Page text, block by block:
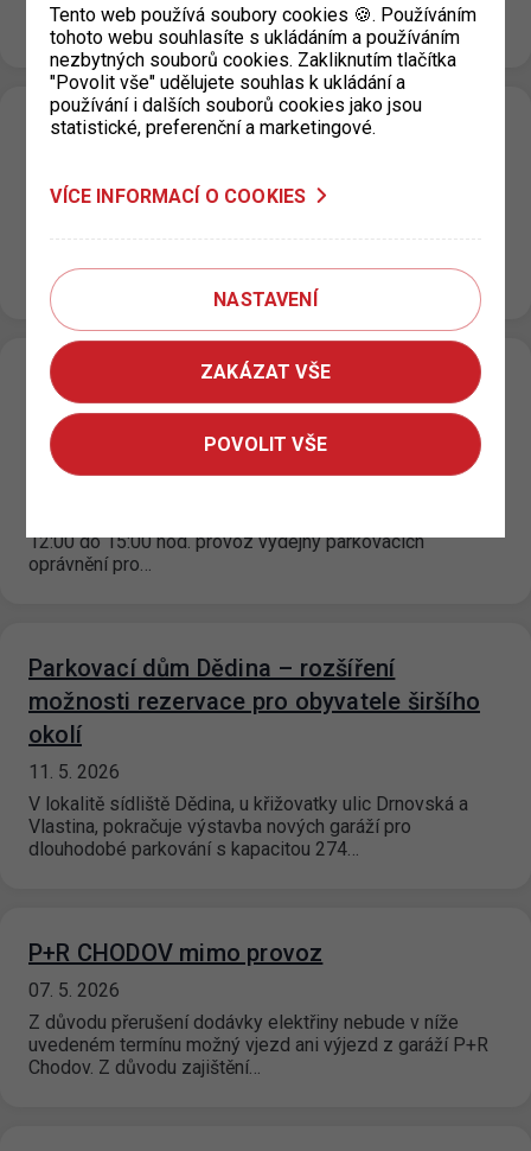
1. 7. 2026 k rozšíření zón placeného stání (ZPS) v
oblasti…
Změna zón placeného stání v oblasti
21. 5. 2026
Na základě rozhodnutí Městské části Praha 6 dochází
k pozvolné změně zón placeného stání (ZPS)…
Omezení provozní doby výdejny
parkovacích oprávnění pro Prahu 3, KC
Vozovna
12:00 do 15:00 hod. provoz výdejny parkovacích
oprávnění pro…
Parkovací dům Dědina – rozšíření
možnosti rezervace pro obyvatele širšího
okolí
11. 5. 2026
V lokalitě sídliště Dědina, u křižovatky ulic Drnovská a
Vlastina, pokračuje výstavba nových garáží pro
dlouhodobé parkování s kapacitou 274…
P+R CHODOV mimo provoz
07. 5. 2026
Z důvodu přerušení dodávky elektřiny nebude v níže
uvedeném termínu možný vjezd ani výjezd z garáží P+R
Chodov. Z důvodu zajištění…
Tento web používá soubory cookies 🍪. Používáním
tohoto webu souhlasíte s ukládáním a používáním
nezbytných souborů cookies. Zakliknutím tlačítka
"Povolit vše" udělujete souhlas k ukládání a
používání i dalších souborů cookies jako jsou
statistické, preferenční a marketingové.
VÍCE INFORMACÍ O COOKIES
NASTAVENÍ
ZAKÁZAT VŠE
POVOLIT VŠE